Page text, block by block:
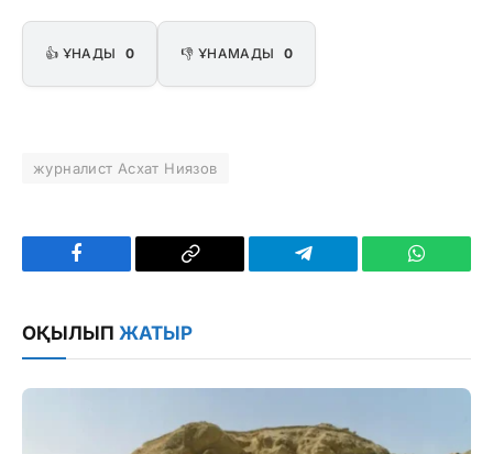
👍 ҰНАДЫ 0 👎 ҰНАМАДЫ 0
журналист Асхат Ниязов
Facebook
Copy
Telegram
ОҚЫЛЫП ЖАТЫР